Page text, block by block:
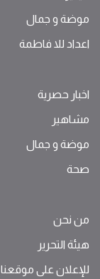
موضة ‫و‬ ‫‬‫جمال‬
اعداد للا فاطمة
اخبار حصرية
مشاهير
موضة ‫و‬ ‫‬‫جمال‬
صحة
من نحن
هيئة التحرير
للإعلان على موقعنا